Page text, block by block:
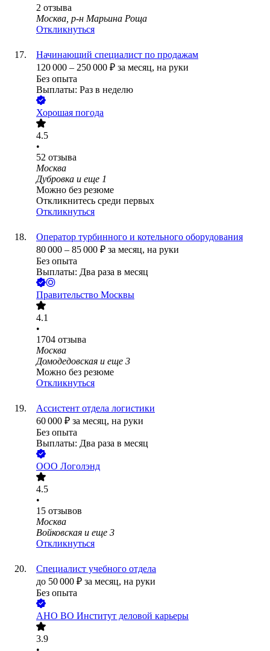
2 отзыва
Москва, р-н Марьина Роща
Откликнуться
Начинающий специалист по продажам
120 000 – 250 000 ₽ за месяц, на руки
Без опыта
Выплаты: Раз в неделю
Хорошая погода
4.5
•
52 отзыва
Москва
Дубровка и еще 1
Можно без резюме
Откликнитесь среди первых
Откликнуться
Оператор турбинного и котельного оборудования
80 000 – 85 000 ₽ за месяц, на руки
Без опыта
Выплаты: Два раза в месяц
Правительство Москвы
4.1
•
1704 отзыва
Москва
Домодедовская и еще 3
Можно без резюме
Откликнуться
Ассистент отдела логистики
60 000 ₽ за месяц, на руки
Без опыта
Выплаты: Два раза в месяц
ООО Логолэнд
4.5
•
15 отзывов
Москва
Войковская и еще 3
Откликнуться
Специалист учебного отдела
до 50 000 ₽ за месяц, на руки
Без опыта
АНО ВО Институт деловой карьеры
3.9